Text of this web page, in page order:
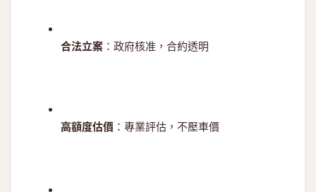
合法立案 ：政府核准，合約透明
高額度估價 ：專業評估，不壓車價